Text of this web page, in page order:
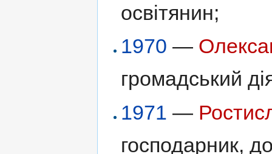
освітянин;
1970 —
громадський
1971 —
господарник,